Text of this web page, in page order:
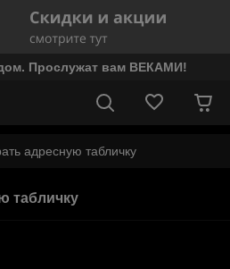
Прослужат вам ВЕКАМИ!
адресную табличку
табличку